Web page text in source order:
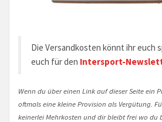
Die Versandkosten könnt ihr euch
euch für den Intersport-
Wenn du über einen Link auf dieser Seite ein
oftmals eine kleine Provision als Vergütung.
keinerlei Mehrkosten und dir bleibt frei wo du